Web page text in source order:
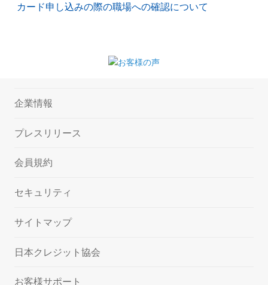
カード申し込みの際の職場への確認について
企業情報
プレスリリース
会員規約
セキュリティ
サイトマップ
日本クレジット協会
お客様サポート